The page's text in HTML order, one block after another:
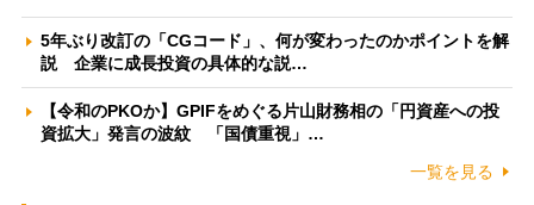
5年ぶり改訂の「CGコード」、何が変わったのかポイントを解
説 企業に成長投資の具体的な説…
【令和のPKOか】GPIFをめぐる片山財務相の「円資産への投
資拡大」発言の波紋 「国債重視」…
一覧を見る